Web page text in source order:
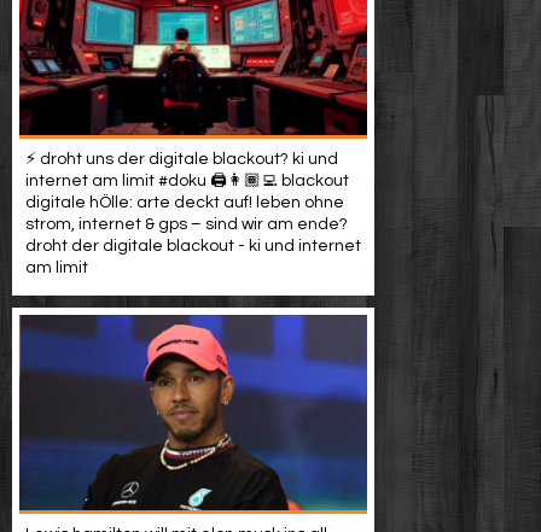
⚡️ droht uns der digitale blackout? ki und
internet am limit #doku 🖨️👩🏾‍💻 blackout
digitale hÖlle: arte deckt auf! leben ohne
strom, internet & gps – sind wir am ende?
droht der digitale blackout - ki und internet
am limit